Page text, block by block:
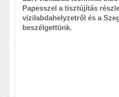
Papesszel a tisztújítás
vízilabdahelyzetről és a
beszélgettünk.